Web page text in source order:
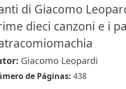
di Giacomo
dieci canzoni e i
Giacomo Leopardi
de Páginas: 438